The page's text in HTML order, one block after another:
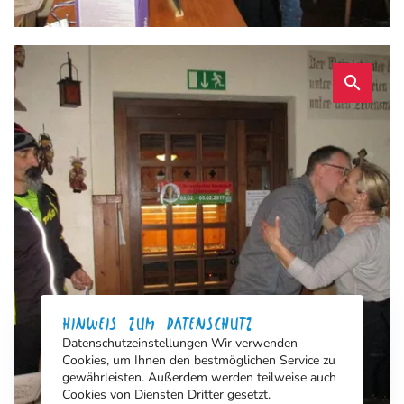
search
HINWEIS ZUM DATENSCHUTZ
Datenschutzeinstellungen Wir verwenden
Cookies, um Ihnen den bestmöglichen Service zu
gewährleisten. Außerdem werden teilweise auch
Cookies von Diensten Dritter gesetzt.